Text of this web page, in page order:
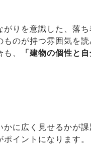
りを意識した、落
のが持つ雰囲気を
、
「建物の個性と
に広く見せるかが
イントになります。